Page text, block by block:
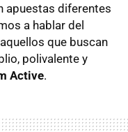
apuestas diferentes
a hablar del
que buscan
polivalente y
Active.